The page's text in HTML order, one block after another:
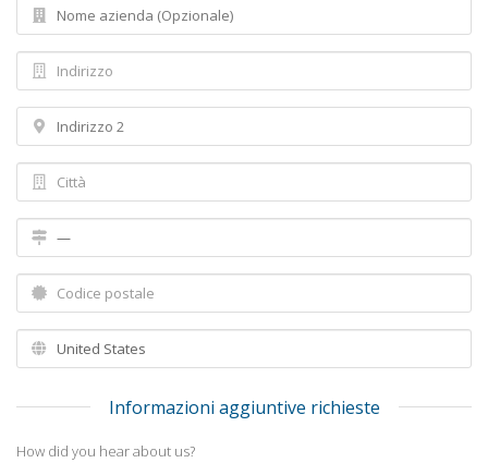
Informazioni aggiuntive richieste
How did you hear about us?